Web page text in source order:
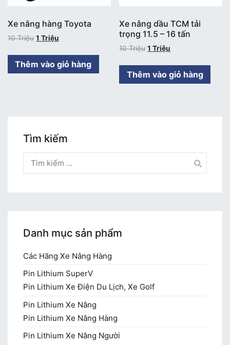
Xe nâng hàng Toyota
10Triệu 1 Triệu
Thêm vào giỏ hàng
Xe nâng dầu TCM tải
trọng 11.5 – 16 tấn
10Triệu 1Triệu
Thêm vào giỏ hàng
Tìm kiếm
kiếm
cho:
Danh mục sản phẩm
Các Hãng Xe Nâng Hàng
Pin Lithium SuperV
Pin Lithium Xe Điện Du Lịch, Xe Golf
Pin Lithium Xe Nâng
Pin Lithium Xe Nâng Hàng
Pin Lithium Xe Nâng Người